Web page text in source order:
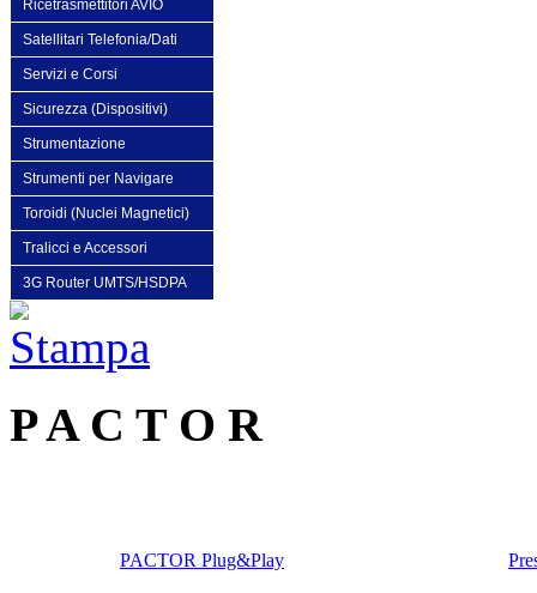
Ricetrasmettitori AVIO
Satellitari Telefonia/Dati
Servizi e Corsi
Sicurezza (Dispositivi)
Strumentazione
Strumenti per Navigare
Toroidi (Nuclei Magnetici)
Tralicci e Accessori
3G Router UMTS/HSDPA
P A C T O R
PACTOR Plug&Play